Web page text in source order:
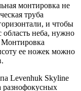
монтировка не
труба
и чтобы
область неба, нужно
Монтировка
ее ножек можно
Levenhuk Skyline
разнофокусных